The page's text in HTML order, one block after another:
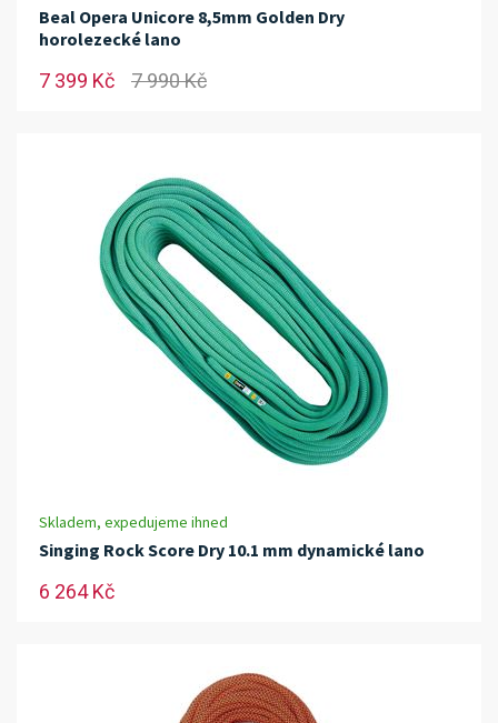
Beal Opera Unicore 8,5mm Golden Dry
horolezecké lano
7 399 Kč 7 990 Kč
Skladem, expedujeme ihned
Singing Rock Score Dry 10.1 mm dynamické lano
6 264 Kč